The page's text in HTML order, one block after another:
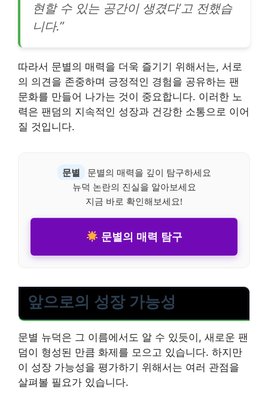
현할 수 있는 공간이 생겼다’고 전했습
니다.”
따라서 문별의 매력을 더욱 즐기기 위해서는, 서로
의 의견을 존중하며 긍정적인 경험을 공유하는 팬
문화를 만들어 나가는 것이 중요합니다. 이러한 노
력은 팬덤의 지속적인 성장과 건강한 소통으로 이어
질 것입니다.
문별
문별의 매력을 깊이 탐구하세요
뉴덕 논란의 진실을 알아보세요
지금 바로 확인해보세요!
문별의 매력 탐구
앞으로의 성장 가능성
문별 뉴덕은 그 이름에서도 알 수 있듯이, 새로운 팬
덤이 형성된 만큼 화제를 모으고 있습니다. 하지만
이 성장 가능성을 평가하기 위해서는 여러 관점을
살펴볼 필요가 있습니다.